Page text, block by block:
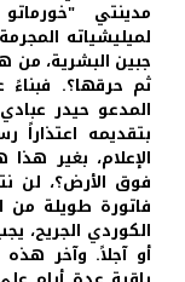
مدينتي
لميليشياته
جبين البشرية، من
ثم حرقها؟.
المدعو حيدر
بتقديمه
الإعلام، بغير
فوق الأرض؟، لن
فاتورة طويلة من
الكوردي الجريح،